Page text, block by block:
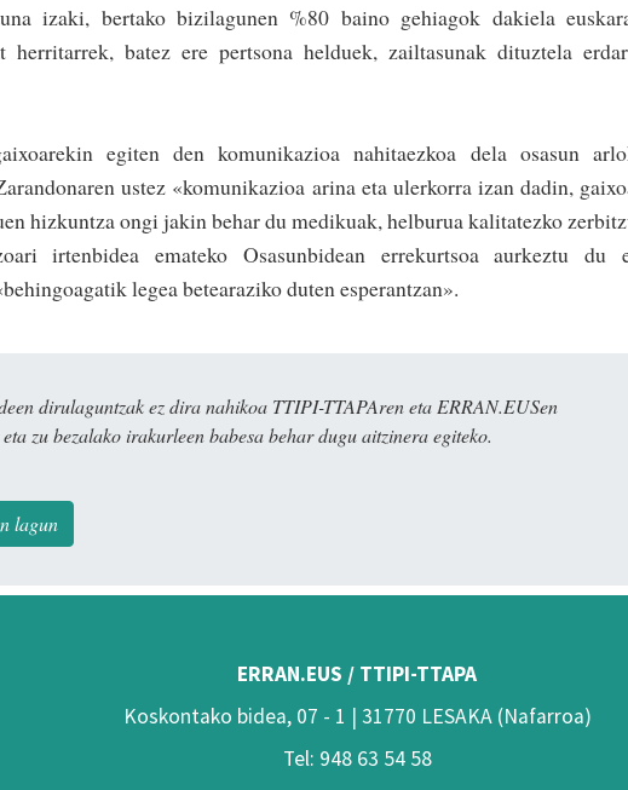
izaki, bertako bizilagunen %80 baino gehiagok dakiela
herritarrek, batez ere pertsona helduek, zailtasunak dituztela
egiten den komunikazioa nahitaezkoa dela osasun
ustez «komunikazioa arina eta ulerkorra izan dadin,
hizkuntza ongi jakin behar du medikuak, helburua kalitatezko
irtenbidea emateko Osasunbidean erre­kurtsoa aurkeztu du
legea betearaziko duten esperantzan».
dirulaguntzak ez dira nahikoa TTIPI-TTAPAren eta ERRAN.EUSen
zu bezalako irakurleen babesa behar dugu aitzinera egiteko.
lagun
ERRAN.EUS / TTIPI-TTAPA
Koskontako bidea, 07 - 1 | 31770 LESAKA (Nafarroa)
Tel: 948 63 54 58